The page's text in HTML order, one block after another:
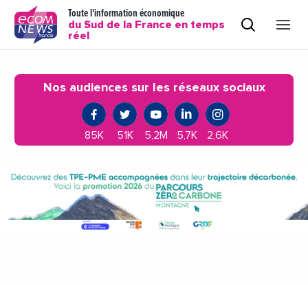
Toute l'information économique
du Sud de la France en temps
réel
Nos audiences sur les réseaux sociaux
85K 51K 5,2M 5,7K 2,6K